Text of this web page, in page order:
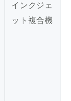
インクジェ
ット複合機